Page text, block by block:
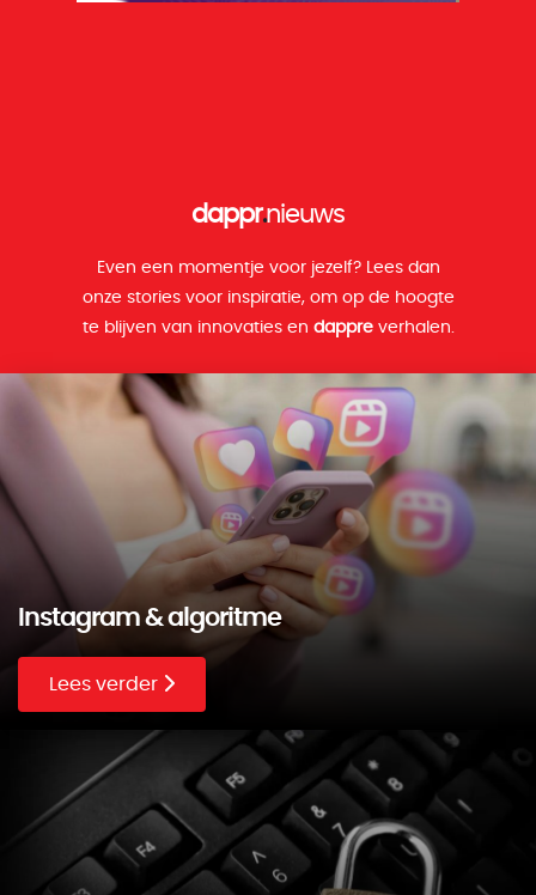
dappr.nieuws
Even een momentje voor jezelf? Lees dan
onze stories voor inspiratie, om op de hoogte
te blijven van innovaties en dappreverhalen.
Instagram & algoritme
Lees verder